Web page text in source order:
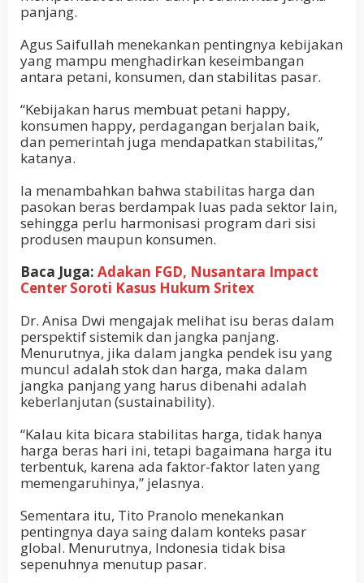
panjang.
Agus Saifullah menekankan pentingnya kebijakan
yang mampu menghadirkan keseimbangan
antara petani, konsumen, dan stabilitas pasar.
“Kebijakan harus membuat petani happy,
konsumen happy, perdagangan berjalan baik,
dan pemerintah juga mendapatkan stabilitas,”
katanya.
Ia menambahkan bahwa stabilitas harga dan
pasokan beras berdampak luas pada sektor lain,
sehingga perlu harmonisasi program dari sisi
produsen maupun konsumen.
Baca Juga: Adakan FGD, Nusantara Impact
Center Soroti Kasus Hukum Sritex
Dr. Anisa Dwi mengajak melihat isu beras dalam
perspektif sistemik dan jangka panjang.
Menurutnya, jika dalam jangka pendek isu yang
muncul adalah stok dan harga, maka dalam
jangka panjang yang harus dibenahi adalah
keberlanjutan (sustainability).
“Kalau kita bicara stabilitas harga, tidak hanya
harga beras hari ini, tetapi bagaimana harga itu
terbentuk, karena ada faktor-faktor laten yang
memengaruhinya,” jelasnya.
Sementara itu, Tito Pranolo menekankan
pentingnya daya saing dalam konteks pasar
global. Menurutnya, Indonesia tidak bisa
sepenuhnya menutup pasar.